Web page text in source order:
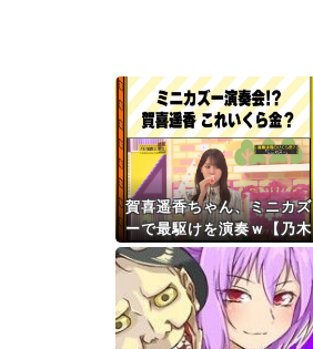
賀喜遥香ちゃん、ミニカズ
ーで最駆けを演奏ｗ【乃木
坂46】